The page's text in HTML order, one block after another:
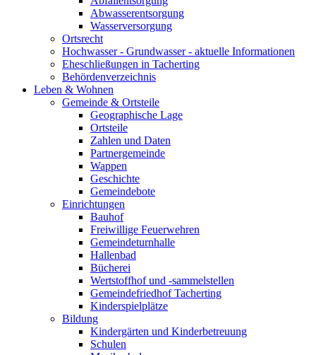
Abwasserentsorgung
Wasserversorgung
Ortsrecht
Hochwasser - Grundwasser - aktuelle Informationen
Eheschließungen in Tacherting
Behördenverzeichnis
Leben & Wohnen
Gemeinde & Ortsteile
Geographische Lage
Ortsteile
Zahlen und Daten
Partnergemeinde
Wappen
Geschichte
Gemeindebote
Einrichtungen
Bauhof
Freiwillige Feuerwehren
Gemeindeturnhalle
Hallenbad
Bücherei
Wertstoffhof und -sammelstellen
Gemeindefriedhof Tacherting
Kinderspielplätze
Bildung
Kindergärten und Kinderbetreuung
Schulen